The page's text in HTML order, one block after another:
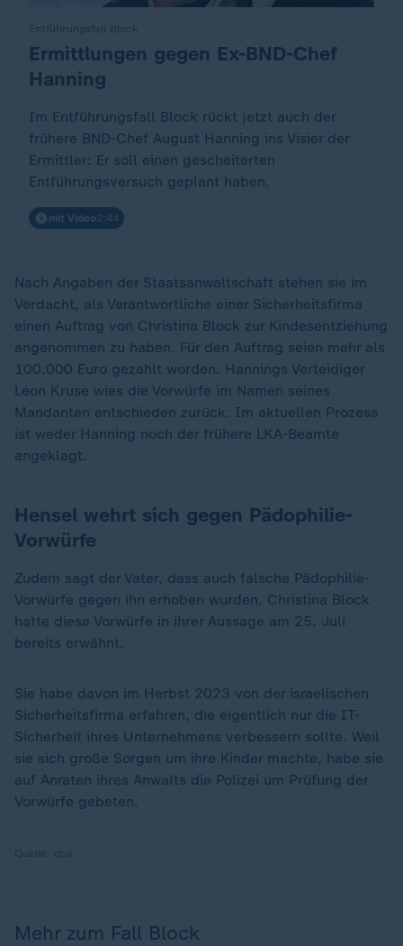
:Ermittlungen gegen Ex-BND-Chef
Hanning
Im Entführungsfall Block rückt jetzt auch der
frühere BND-Chef August Hanning ins Visier der
Ermittler: Er soll einen gescheiterten
Entführungsversuch geplant haben.
mit Video2:44
Nach Angaben der Staatsanwaltschaft stehen sie im
Verdacht, als Verantwortliche einer Sicherheitsfirma
einen Auftrag von Christina Block zur Kindesentziehung
angenommen zu haben. Für den Auftrag seien mehr als
100.000 Euro gezahlt worden. Hannings Verteidiger
Leon Kruse wies die Vorwürfe im Namen seines
Mandanten entschieden zurück. Im aktuellen Prozess
ist weder Hanning noch der frühere LKA-Beamte
angeklagt.
Hensel wehrt sich gegen Pädophilie-
Vorwürfe
Zudem sagt der Vater, dass auch falsche Pädophilie-
Vorwürfe gegen ihn erhoben wurden. Christina Block
hatte diese Vorwürfe in ihrer Aussage am 25. Juli
bereits erwähnt.
Sie habe davon im Herbst 2023 von der israelischen
Sicherheitsfirma erfahren, die eigentlich nur die IT-
Sicherheit ihres Unternehmens verbessern sollte. Weil
sie sich große Sorgen um ihre Kinder machte, habe sie
auf Anraten ihres Anwalts die Polizei um Prüfung der
Vorwürfe gebeten.
Mehr zum Fall Block